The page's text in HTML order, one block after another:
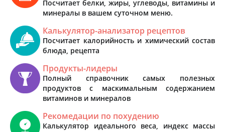
Посчитает белки, жиры, углеводы, витамины и
минералы в вашем суточном меню.
Калькулятор-анализатор рецептов
Посчитает калорийность и химический состав
блюда, рецепта
Продукты-лидеры
Полный справочник самых полезных
продуктов с маскимальным содержанием
витаминов и минералов
Рекомедации по похудению
Калькулятор идеального веса, индекс массы